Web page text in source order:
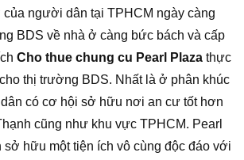
của người dân tại TPHCM ngày càng
BDS về nhà ở càng bức bách và cấp
Cho thue chung cu Pearl Plaza thực
thị trường BDS. Nhất là ở phân khúc
có cơ hội sở hữu nơi an cư tốt hơn
cũng như khu vực TPHCM. Pearl
sở hữu một tiện ích vô cùng độc đáo với